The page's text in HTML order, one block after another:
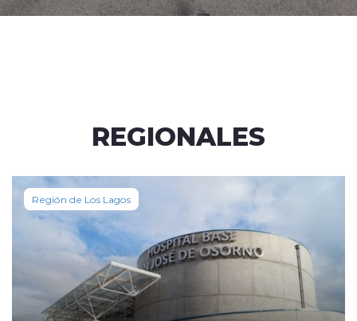
REGIONALES
Región de Los Lagos